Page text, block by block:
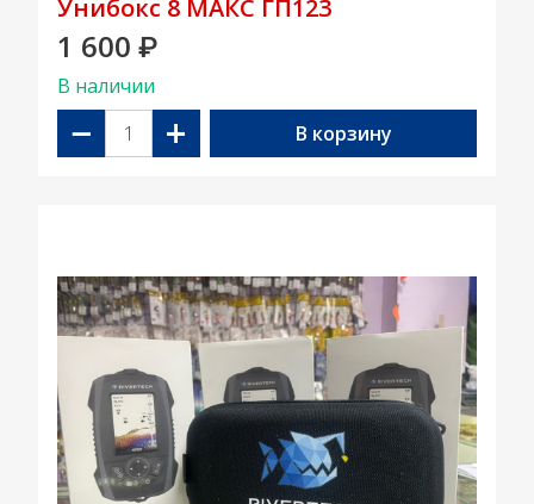
Унибокс 8 МАКС ГП123
1 600 ₽
В наличии
− + В корзину